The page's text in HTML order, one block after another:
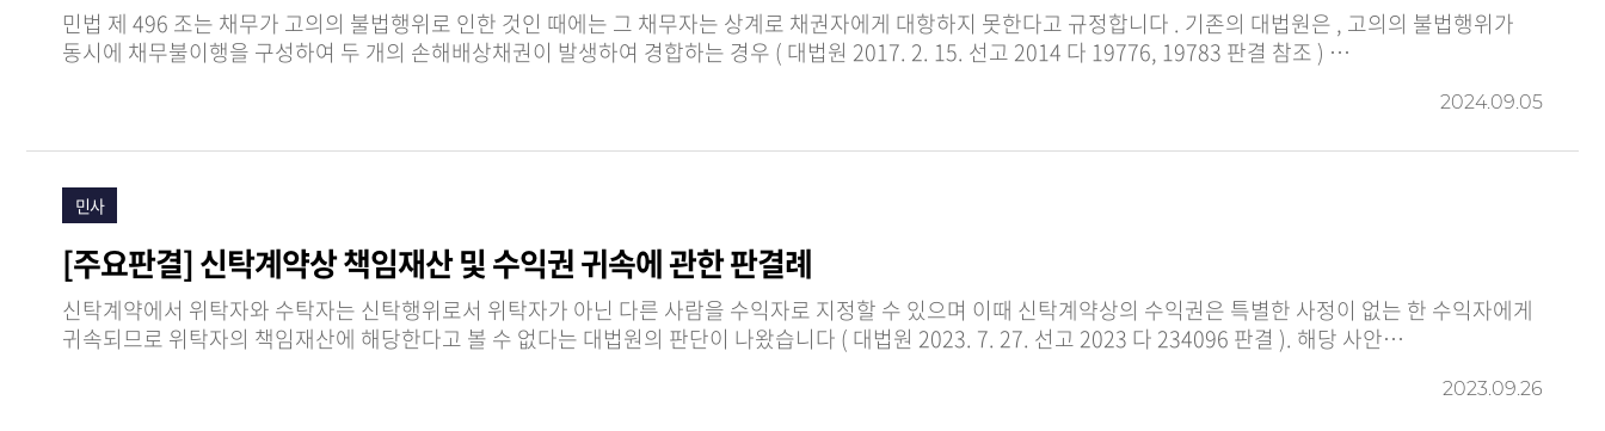
민법 제 496 조는 채무가 고의의 불법행위로 인한 것인 때에는 그 채무자는 상계로 채권자에게 대항하지 못한다고 규정합니다 . 기존의 대법원은 , 고의의 불법행위가
동시에 채무불이행을 구성하여 두 개의 손해배상채권이 발생하여 경합하는 경우 ( 대법원 2017. 2. 15. 선고 2014 다 19776, 19783 판결 참조 ) …
2024.09.05
민사
[주요판결] 신탁계약상 책임재산 및 수익권 귀속에 관한 판결례
신탁계약에서 위탁자와 수탁자는 신탁행위로서 위탁자가 아닌 다른 사람을 수익자로 지정할 수 있으며 이때 신탁계약상의 수익권은 특별한 사정이 없는 한 수익자에게
귀속되므로 위탁자의 책임재산에 해당한다고 볼 수 없다는 대법원의 판단이 나왔습니다 ( 대법원 2023. 7. 27. 선고 2023 다 234096 판결 ). 해당 사안…
2023.09.26